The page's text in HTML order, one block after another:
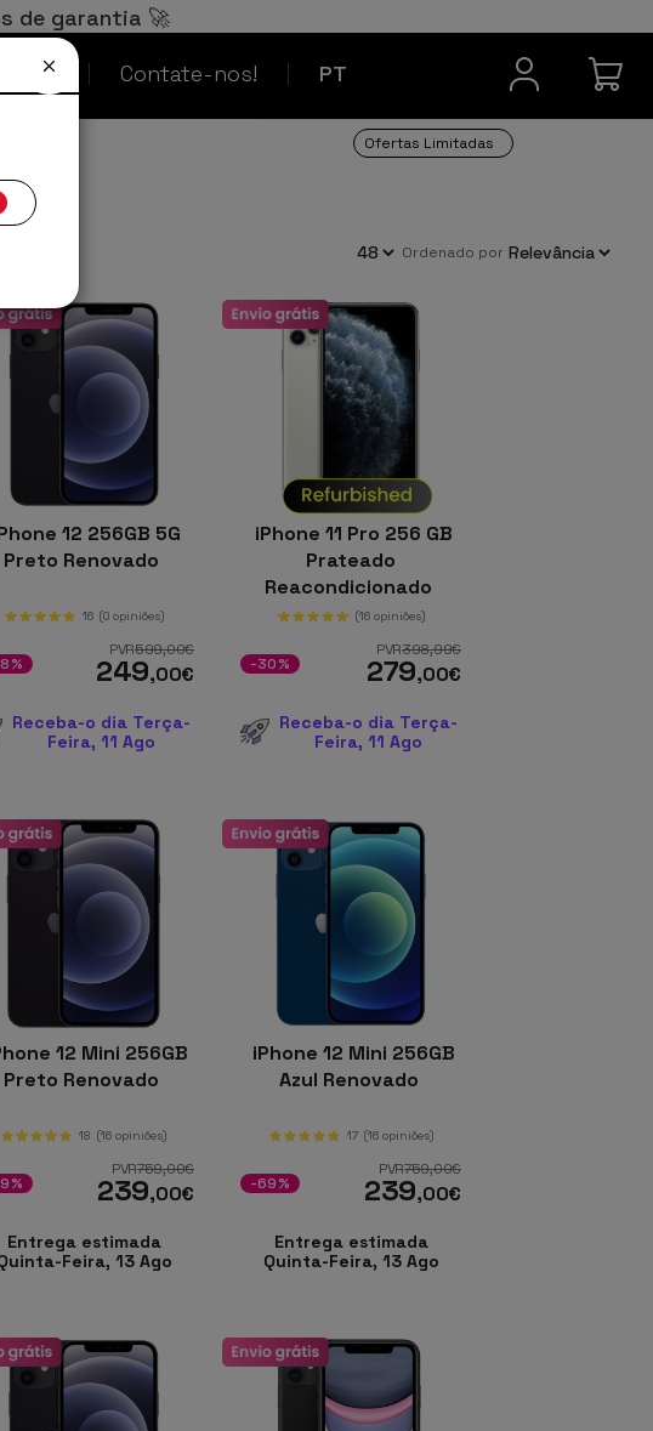
de garantia 🚀
PT
Contate-nos!
Contacto
Ofertas Limitadas
ordenado por
12 256GB 5G
Preto Renovado
16 (0 opiniões)
PVR599,00€
249,00€
Receba-o dia Terça-
Feira, 11 Ago
iPhone 11 Pro 256 GB
Prateado
Reacondicionado
(16 opiniões)
PVR398,99€
279,00€
-30%
Receba-o dia Terça-
Feira, 11 Ago
12 Mini 256GB
Preto Renovado
18 (16 opiniões)
PVR759,00€
239,00€
Entrega estimada
Feira, 13 Ago
iPhone 12 Mini 256GB
Azul Renovado
17 (16 opiniões)
PVR759,00€
239,00€
-69%
Entrega estimada
Quinta-Feira, 13 Ago